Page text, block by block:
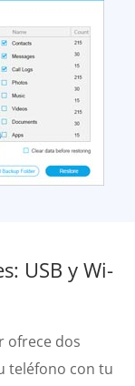
USB y Wi-
ofrece dos
teléfono con tu